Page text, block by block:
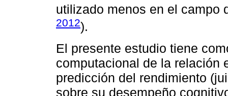
utilizado menos en el campo
2012).
El presente estudio tiene
computacional de la relación
predicción del rendimiento
sobre su desempeño